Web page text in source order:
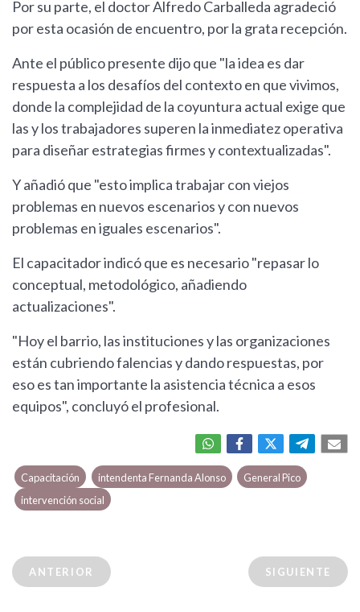
Por su parte, el doctor Alfredo Carballeda agradeció
por esta ocasión de encuentro, por la grata recepción.
Ante el público presente dijo que "la idea es dar
respuesta a los desafíos del contexto en que vivimos,
donde la complejidad de la coyuntura actual exige que
las y los trabajadores superen la inmediatez operativa
para diseñar estrategias firmes y contextualizadas".
Y añadió que "esto implica trabajar con viejos
problemas en nuevos escenarios y con nuevos
problemas en iguales escenarios".
El capacitador indicó que es necesario "repasar lo
conceptual, metodológico, añadiendo
actualizaciones".
"Hoy el barrio, las instituciones y las organizaciones
están cubriendo falencias y dando respuestas, por
eso es tan importante la asistencia técnica a esos
equipos", concluyó el profesional.
Capacitación intendenta Fernanda Alonso
General Pico
intervención social
ANTERIOR SIGUIENTE